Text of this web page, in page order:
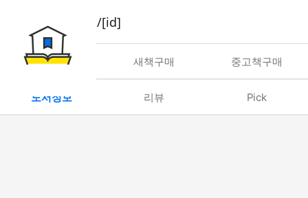
book/rent/[id]
대여 새책구매 중고책구매
도서정보 리뷰 Pick